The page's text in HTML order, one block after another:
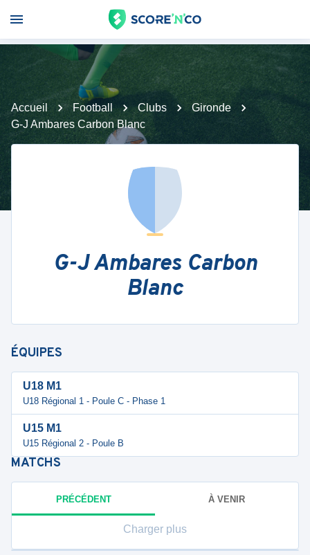
Accueil Football Clubs
Gironde
G-J Ambares Carbon Blanc
G-J Ambares Carbon
Blanc
ÉQUIPES
U18 M1
U18 Régional 1 - Poule C - Phase 1
U15 M1
U15 Régional 2 - Poule B
MATCHS
PRÉCÉDENT À VENIR
Charger plus